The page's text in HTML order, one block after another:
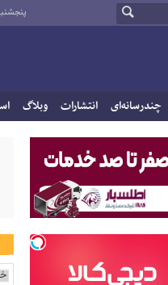
پنجشنبه ۱۵ مرداد
چندرسانه‌ای انتشارات وبلاگ